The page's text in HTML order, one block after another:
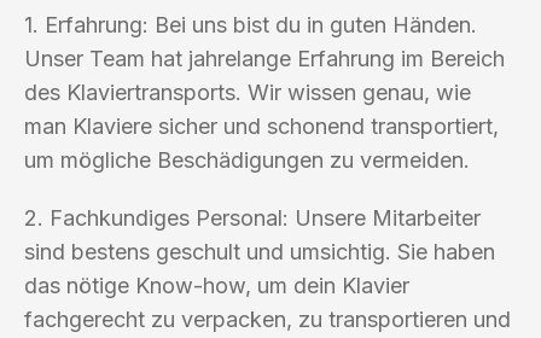
1. Erfahrung: Bei uns bist du in guten Händen.
Unser Team hat jahrelange Erfahrung im Bereich
des Klaviertransports. Wir wissen genau, wie
man Klaviere sicher und schonend transportiert,
um mögliche Beschädigungen zu vermeiden.
2. Fachkundiges Personal: Unsere Mitarbeiter
sind bestens geschult und umsichtig. Sie haben
das nötige Know-how, um dein Klavier
fachgerecht zu verpacken, zu transportieren und